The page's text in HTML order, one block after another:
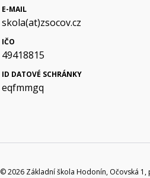
E-MAIL
skola(at)zsocov.cz
IČO
49418815
ID DATOVÉ SCHRÁNKY
eqfmmgq
© 2026 Základní škola Hodonín, Očovská 1,